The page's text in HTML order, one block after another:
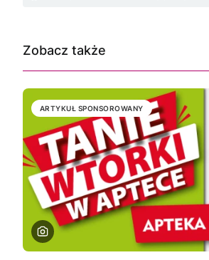
Zobacz także
ARTYKUŁ SPONSOROWANY